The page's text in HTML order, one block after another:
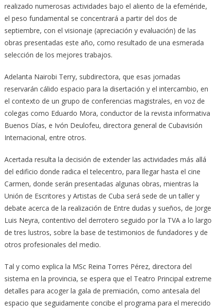
realizado numerosas actividades bajo el aliento de la efeméride,
el peso fundamental se concentrará a partir del dos de
septiembre, con el visionaje (apreciación y evaluación) de las
obras presentadas este año, como resultado de una esmerada
selección de los mejores trabajos.
Adelanta Nairobi Terry, subdirectora, que esas jornadas
reservarán cálido espacio para la disertación y el intercambio, en
el contexto de un grupo de conferencias magistrales, en voz de
colegas como Eduardo Mora, conductor de la revista informativa
Buenos Días, e Ivón Deulofeu, directora general de Cubavisión
Internacional, entre otros.
Acertada resulta la decisión de extender las actividades más allá
del edificio donde radica el telecentro, para llegar hasta el cine
Carmen, donde serán presentadas algunas obras, mientras la
Unión de Escritores y Artistas de Cuba será sede de un taller y
debate acerca de la realización de Entre dudas y sueños, de Jorge
Luis Neyra, contentivo del derrotero seguido por la TVA a lo largo
de tres lustros, sobre la base de testimonios de fundadores y de
otros profesionales del medio.
Tal y como explica la MSc Reina Torres Pérez, directora del
sistema en la provincia, se espera que el Teatro Principal extreme
detalles para acoger la gala de premiación, como antesala del
espacio que seguidamente concibe el programa para el merecido